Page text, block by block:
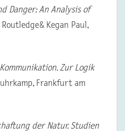
Danger: An Analysis of
Routledge& Kegan Paul,
Zur Logik
Frankfurt am
der Natur. Studien